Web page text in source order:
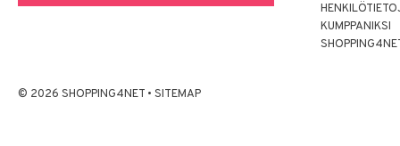
KUMPPANIKSI
© 2026 SHOPPING4NET • SITEMAP